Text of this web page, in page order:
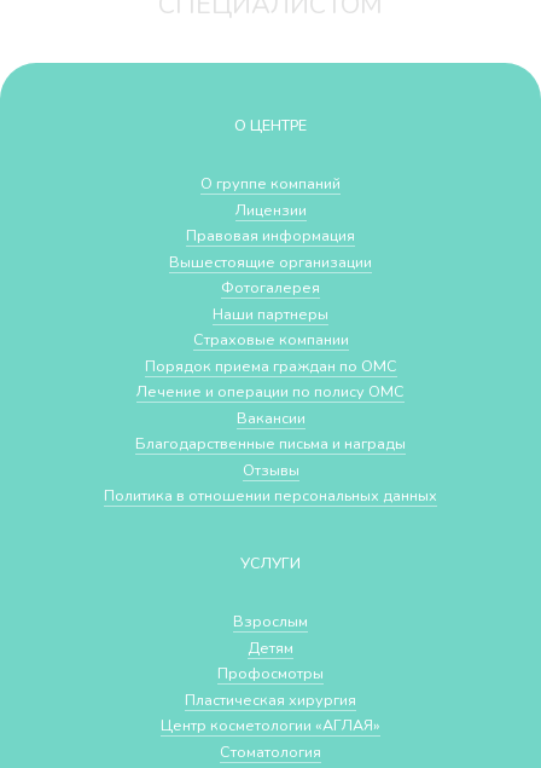
О ЦЕНТРЕ
О группе компаний
Лицензии
Правовая информация
Вышестоящие организации
Фотогалерея
Наши партнеры
Страховые компании
Порядок приема граждан по ОМС
Лечение и операции по полису ОМС
Вакансии
Благодарственные письма и награды
Отзывы
Политика в отношении персональных данных
УСЛУГИ
Взрослым
Детям
Профосмотры
Пластическая хирургия
Центр косметологии «АГЛАЯ»
Стоматология